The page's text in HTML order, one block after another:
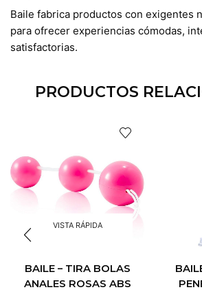
Baile fabrica productos con exigentes
para ofrecer experiencias cómodas,
satisfactorias.
PRODUCTOS
VISTA RÁPIDA
BAILE – TIRA BOLAS
ANALES ROSAS ABS